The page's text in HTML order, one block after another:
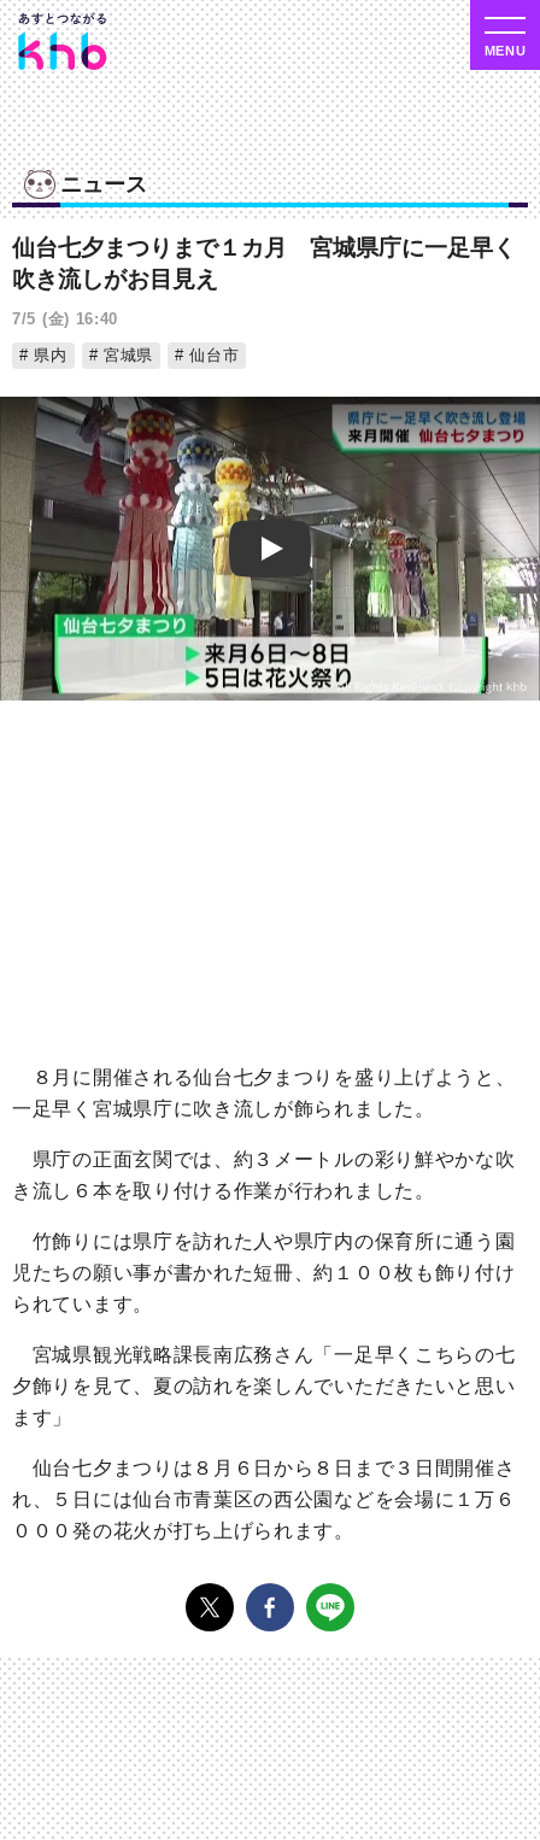
ニュース
仙台七夕まつりまで１カ月 宮城県庁に一足早く
吹き流しがお目見え
7/5 (金) 16:40
県内
宮城県 仙台市
Play
８月に開催される仙台七夕まつりを盛り上げようと、
一足早く宮城県庁に吹き流しが飾られました。
県庁の正面玄関では、約３メートルの彩り鮮やかな吹
き流し６本を取り付ける作業が行われました。
竹飾りには県庁を訪れた人や県庁内の保育所に通う園
児たちの願い事が書かれた短冊、約１００枚も飾り付け
られています。
宮城県観光戦略課長南広務さん「一足早くこちらの七
夕飾りを見て、夏の訪れを楽しんでいただきたいと思い
ます」
仙台七夕まつりは８月６日から８日まで３日間開催さ
れ、５日には仙台市青葉区の西公園などを会場に１万６
０００発の花火が打ち上げられます。